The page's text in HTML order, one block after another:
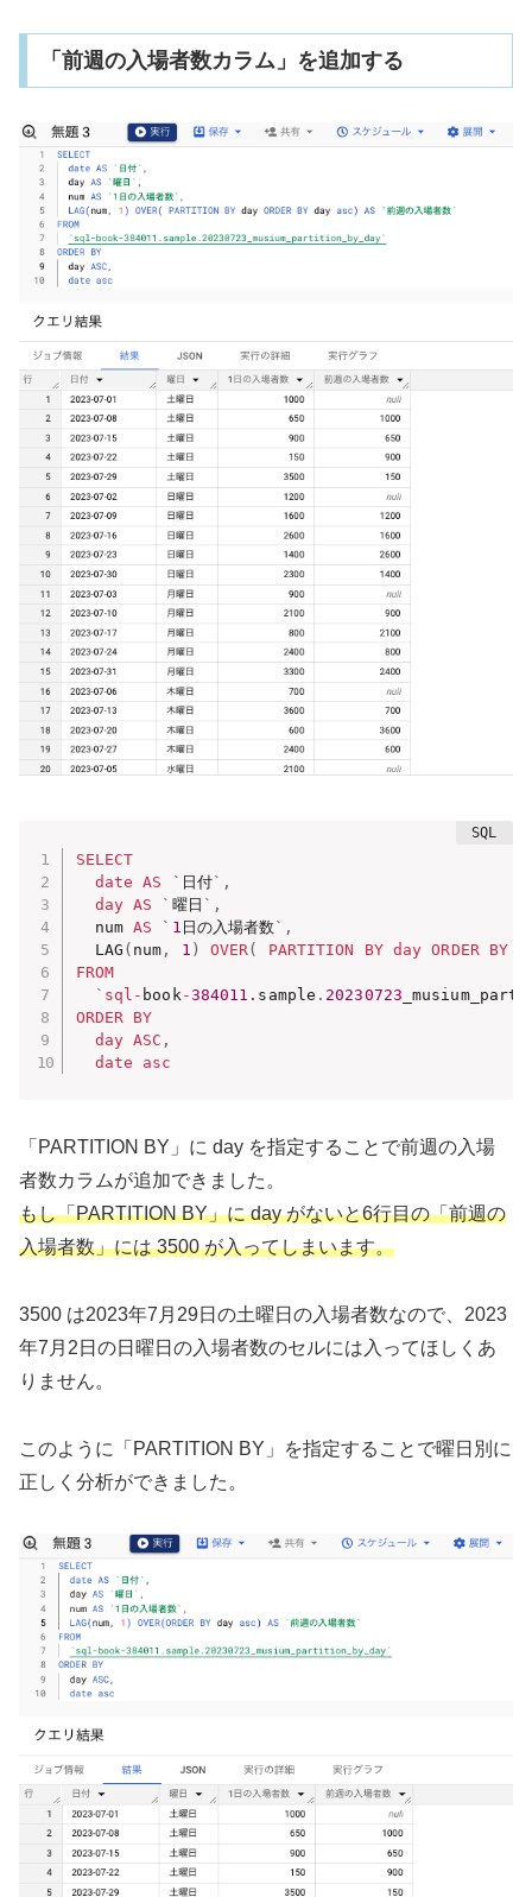
「前週の入場者数カラム」を追加する
SELECT
date
AS ` 日付` ,
day AS ` 曜日 ` ,
  num
AS ` 1 日の入場者数` ,
  LAG
( num , 1 ) OVER( PARTITION BY day ORDER BY
FROM
` sql - book -384011. sample . 20230723
ORDER BY
day ASC ,
date
asc
「PARTITION BY」に day を指定することで前週の入場
者数カラムが追加できました。
もし「PARTITION BY」に day がないと6行目の「前週の
入場者数」には 3500 が入ってしまいます。
3500 は2023年7月29日の土曜日の入場者数なので、2023
年7月2日の日曜日の入場者数のセルには入ってほしくあ
りません。
このように「PARTITION BY」を指定することで曜日別に
正しく分析ができました。